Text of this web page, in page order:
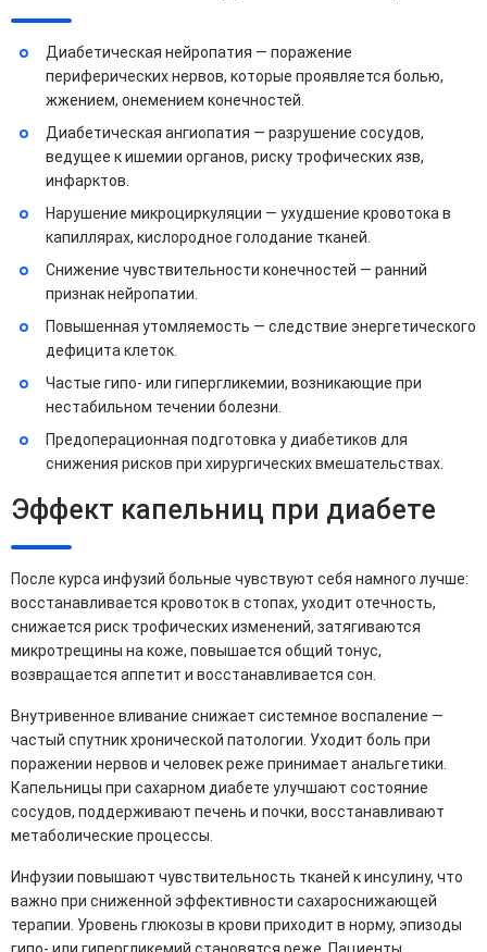
Диабетическая нейропатия — поражение
периферических нервов, которые проявляется болью,
жжением, онемением конечностей.
Диабетическая ангиопатия — разрушение сосудов,
ведущее к ишемии органов, риску трофических язв,
инфарктов.
Нарушение микроциркуляции — ухудшение кровотока в
капиллярах, кислородное голодание тканей.
Снижение чувствительности конечностей — ранний
признак нейропатии.
Повышенная утомляемость — следствие энергетического
дефицита клеток.
Частые гипо- или гипергликемии, возникающие при
нестабильном течении болезни.
Предоперационная подготовка у диабетиков для
снижения рисков при хирургических вмешательствах.
Эффект капельниц при диабете
После курса инфузий больные чувствуют себя намного лучше:
восстанавливается кровоток в стопах, уходит отечность,
снижается риск трофических изменений, затягиваются
микротрещины на коже, повышается общий тонус,
возвращается аппетит и восстанавливается сон.
Внутривенное вливание снижает системное воспаление —
частый спутник хронической патологии. Уходит боль при
поражении нервов и человек реже принимает анальгетики.
Капельницы при сахарном диабете улучшают состояние
сосудов, поддерживают печень и почки, восстанавливают
метаболические процессы.
Инфузии повышают чувствительность тканей к инсулину, что
важно при сниженной эффективности сахароснижающей
терапии. Уровень глюкозы в крови приходит в норму, эпизоды
гипо- или гипергликемий становятся реже. Пациенты